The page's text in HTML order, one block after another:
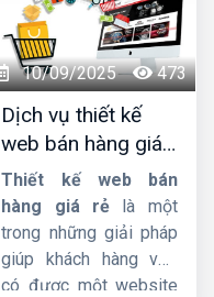
web shop thoi trang
uy tín, chuyên nghiệp,
giao diện đẹp, đảm
bảo chất lượng với giá
rẻ. Hãy liên hệ với đội
ngũ nhân viên tư vấn
củaHIG chúng tôi.
10/09/2025 473
Dịch vụ thiết kế
web bán hàng giá
rẻ, đẹp, chuyên
nghiệp
Thiết kế web bán
hàng giá rẻ
là một
trong những giải pháp
giúp khách hàng vừa
có được một website